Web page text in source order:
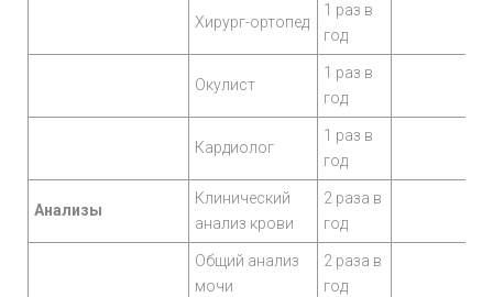
Хирург-ортопед
1 раз в
год
Окулист
1 раз в
год
Кардиолог
1 раз в
год
Анализы
Клинический
анализ крови
2 раза в
год
Общий анализ
мочи
2 раза в
год